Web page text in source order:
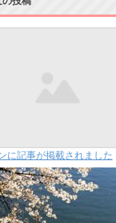
に記事が掲載されました